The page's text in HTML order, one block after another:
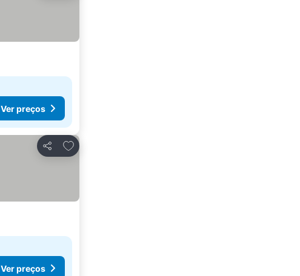
Ver preços
Partilhar
Adicionar aos favoritos
Ver preços